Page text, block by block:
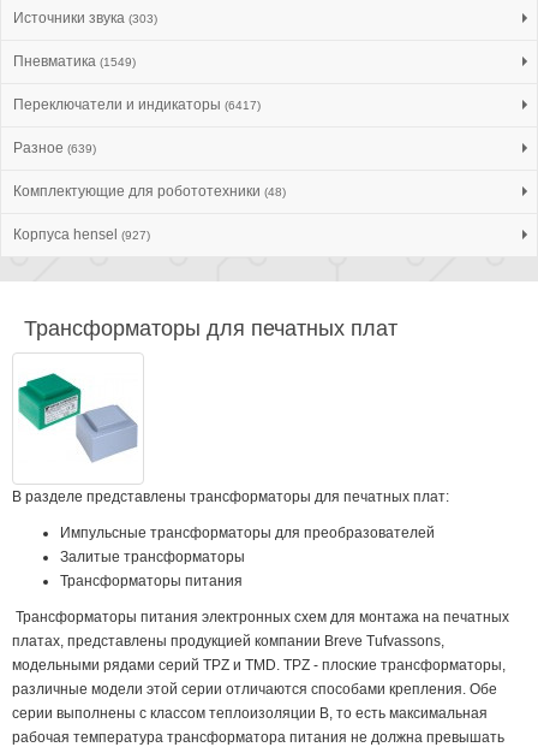
Источники звука (303)
Пневматика (1549)
Переключатели и индикаторы (6417)
Разное (639)
Комплектующие для робототехники (48)
Корпуса hensel (927)
Трансформаторы для печатных плат
В разделе представлены трансформаторы для печатных плат:
Импульсные трансформаторы для преобразователей
Залитые трансформаторы
Трансформаторы питания
Трансформаторы питания электронных схем для монтажа на печатных
платах, представлены продукцией компании Breve Tufvassons,
модельными рядами серий TPZ и TMD. TPZ - плоские трансформаторы,
различные модели этой серии отличаются способами крепления. Обе
серии выполнены с классом теплоизоляции В, то есть максимальная
рабочая температура трансформатора питания не должна превышать